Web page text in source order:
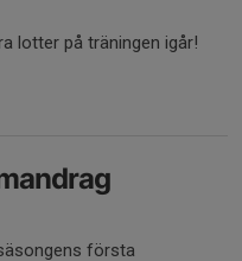
lotter på träningen igår!
första